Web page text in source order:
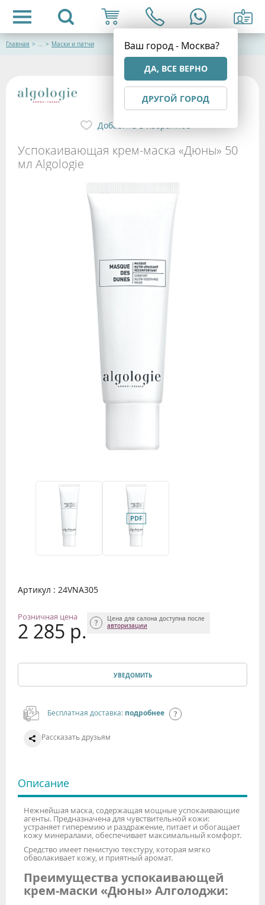
Ваш город - Москва?
ДА, ВСЕ ВЕРНО
ДРУГОЙ ГОРОД
Главная > ... > Маски и патчи
Успокаивающая крем-маска «Дюны» 50
мл Algologie
Добавить в избранное
Артикул : 24VNA305
Розничная цена
2 285 р.
Цена для салона доступна после
авторизации
УВЕДОМИТЬ
Бесплатная доставка: подробнее
Рассказать друзьям
Описание
Нежнейшая маска, содержащая мощные успокаивающие
агенты. Предназначена для чувствительной кожи:
устраняет гиперемию и раздражение, питает и обогащает
кожу минералами, обеспечивает максимальный комфорт.
Средство имеет пенистую текстуру, которая мягко
обволакивает кожу, и приятный аромат.
Преимущества успокаивающей
крем-маски «Дюны» Алголоджи: